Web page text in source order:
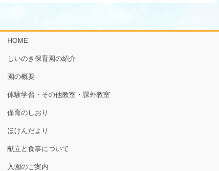
HOME
しいのき保育園の紹介
園の概要
体験学習・その他教室・課外教室
保育のしおり
ほけんだより
献立と食事について
入園のご案内